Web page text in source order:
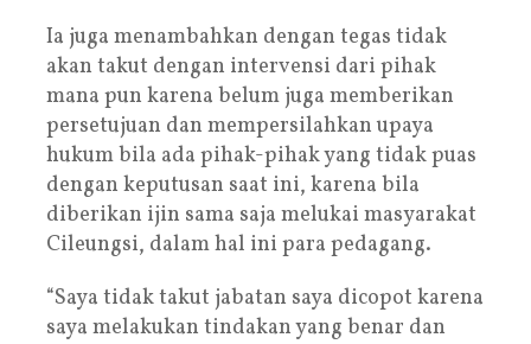
Ia juga menambahkan dengan tegas tidak
akan takut dengan intervensi dari pihak
mana pun karena belum juga memberikan
persetujuan dan mempersilahkan upaya
hukum bila ada pihak-pihak yang tidak puas
dengan keputusan saat ini, karena bila
diberikan ijin sama saja melukai masyarakat
Cileungsi, dalam hal ini para pedagang.
“Saya tidak takut jabatan saya dicopot karena
saya melakukan tindakan yang benar dan